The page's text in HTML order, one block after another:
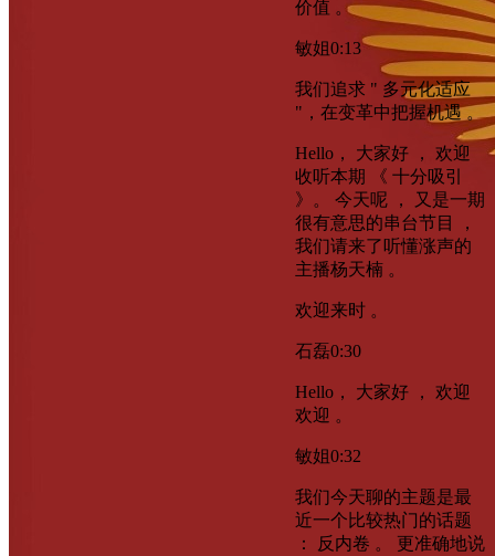
价值 。
敏姐0:13
我们追求 " 多元化适应
"，在变革中把握机遇 。
Hello， 大家好 ， 欢迎
收听本期 《 十分吸引
》。 今天呢 ， 又是一期
很有意思的串台节目 ，
我们请来了听懂涨声的
主播杨天楠 。
欢迎来时 。
石磊0:30
Hello， 大家好 ， 欢迎
欢迎 。
敏姐0:32
我们今天聊的主题是最
近一个比较热门的话题
： 反内卷 。 更准确地说